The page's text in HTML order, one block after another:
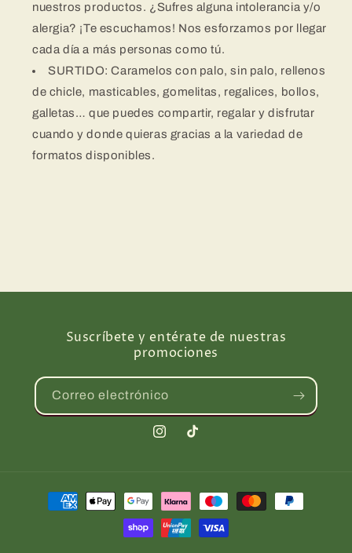
nuestros productos. ¿Sufres alguna intolerancia y/o
alergia? ¡Te escuchamos! Nos esforzamos por llegar
cada día a más personas como tú.
SURTIDO: Caramelos con palo, sin palo, rellenos
de chicle, masticables, gomelitas, regalices, bollos,
galletas… que puedes compartir, regalar y disfrutar
cuando y donde quieras gracias a la variedad de
formatos disponibles.
Suscríbete y entérate de nuestras
promociones
Correo electrónico
InstagramTikTok
Formas